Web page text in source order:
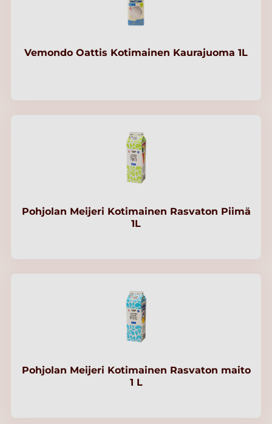
Vemondo Oattis Kotimainen Kaurajuoma 1L
Pohjolan Meijeri Kotimainen Rasvaton Piimä
1L
Pohjolan Meijeri Kotimainen Rasvaton maito
1 L